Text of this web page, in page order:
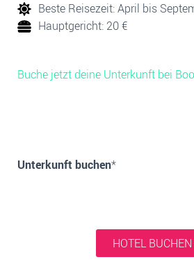
Beste Reisezeit:April bis
Hauptgericht: 20 €
Buche jetzt deine Unterkunft bei
Unterkunft buchen*
HOTEL